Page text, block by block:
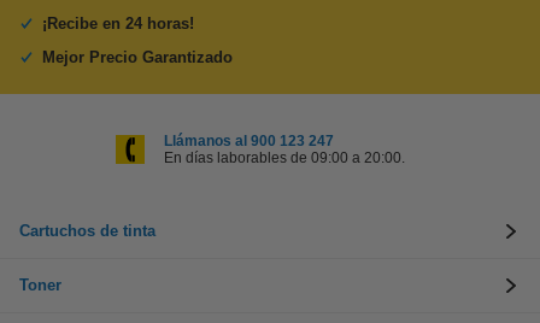
¡Recibe en 24 horas!
Mejor Precio Garantizado
Llámanos al 900 123 247
En días laborables de 09:00 a 20:00.
Cartuchos de tinta
Toner